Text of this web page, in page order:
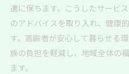
適に保ちます。こうしたサービ
のアドバイスを取り入れ、健康
す。高齢者が安心して暮らせる
族の負担を軽減し、地域全体の
ます。